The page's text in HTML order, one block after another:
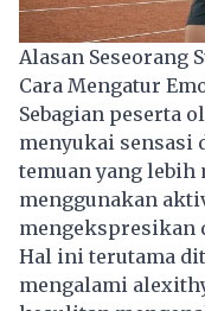
Alasan Seseorang
Cara Mengatur
Sebagian peserta
menyukai sensasi
temuan yang lebih
menggunakan
mengekspresikan
Hal ini terutama
mengalami